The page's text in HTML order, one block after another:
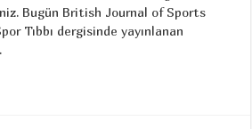
Bugün British Journal of Sports
Tıbbı dergisinde yayınlanan